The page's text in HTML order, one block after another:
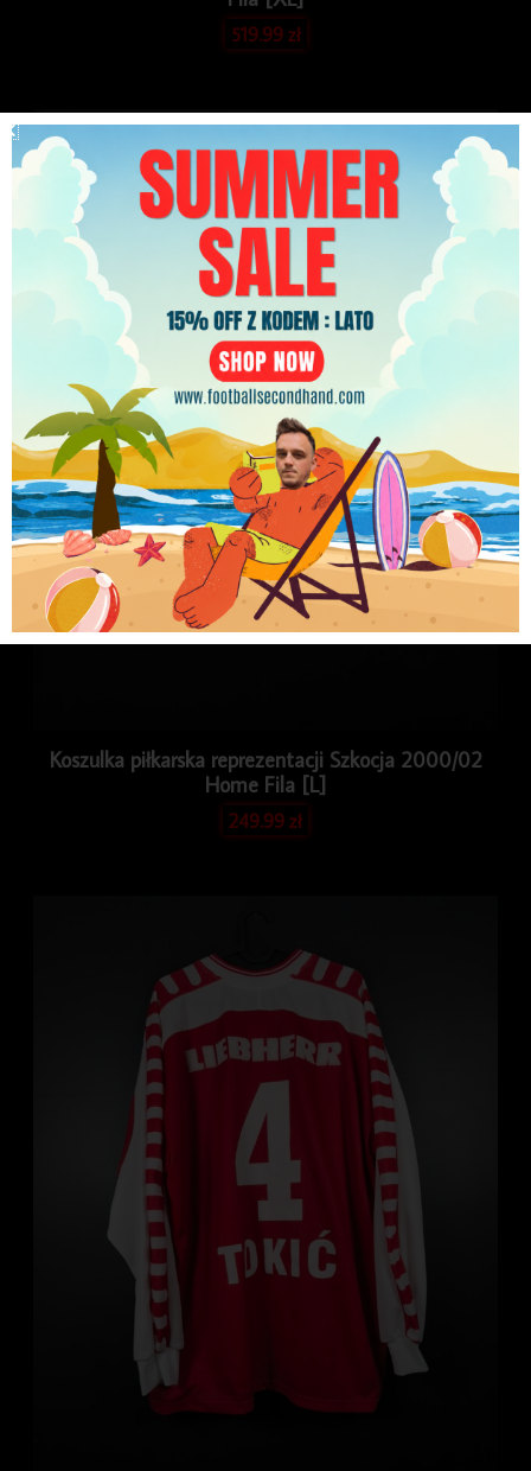
519.99zł
Koszulka piłkarska reprezentacji Szkocja 2000/02
Home Fila [L]
249.99zł